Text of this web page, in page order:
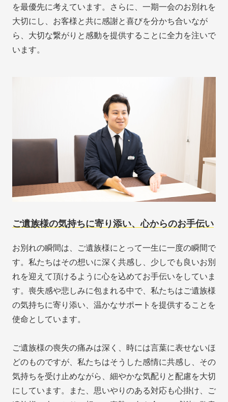
を最優先に考えています。さらに、一期一会のお別れを
大切にし、お客様と共に感謝と喜びを分かち合いなが
ら、大切な繋がりと感動を提供することに全力を注いで
います。
ご遺族様の気持ちに寄り添い、心からのお手伝い
お別れの瞬間は、ご遺族様にとって一生に一度の瞬間で
す。私たちはその想いに深く共感し、少しでも良いお別
れを迎えて頂けるように心を込めてお手伝いをしていま
す。喪失感や悲しみに包まれる中で、私たちはご遺族様
の気持ちに寄り添い、温かなサポートを提供することを
使命としています。
ご遺族様の喪失の痛みは深く、時には言葉に表せないほ
どのものですが、私たちはそうした感情に共感し、その
気持ちを受け止めながら、細やかな気配りと配慮を大切
にしています。また、思いやりのある対応も心掛け、ご